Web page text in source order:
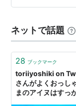
の鳥惨々たる夜
ネットで話題
28 ブックマーク
toriiyoshiki on
さんがよくおっし
まのアイヌはすっ